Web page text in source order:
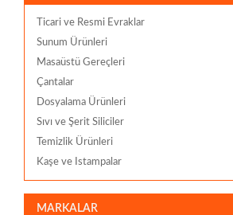
Ticari ve Resmi Evraklar
Sunum Ürünleri
Masaüstü Gereçleri
Çantalar
Dosyalama Ürünleri
Sıvı ve Şerit Siliciler
Temizlik Ürünleri
Kaşe ve Istampalar
MARKALAR